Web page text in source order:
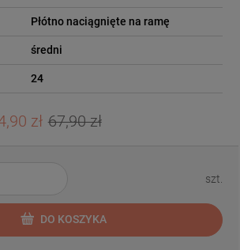
Płótno naciągnięte na ramę
średni
24
zł 67,90 zł
szt.
DO KOSZYKA